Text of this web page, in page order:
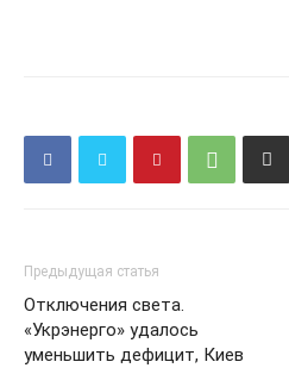
Предыдущая статья
Отключения света.
«Укрэнерго» удалось
уменьшить дефицит, Киев